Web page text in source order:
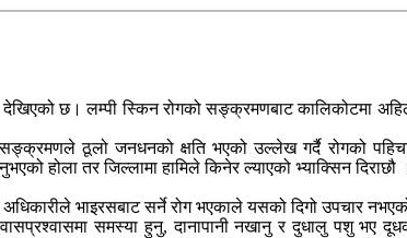
देखिएको छ। लम्पी स्किन रोगको सङ्क्रमणबाट कालिकोटमा
ठूलो जनधनको क्षति भएको उल्लेख गर्दै रोगको
होला तर जिल्लामा हामिले किनेर ल्याएको भ्याक्सिन
भाइरसबाट सर्ने रोग भएकाले यसको दिगो उपचार
समस्या हुनु, दानापानी नखानु र दुधालु पशु भए